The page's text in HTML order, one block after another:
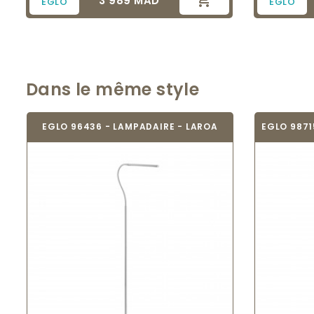
Dans le même style
EGLO 96436 - LAMPADAIRE - LAROA